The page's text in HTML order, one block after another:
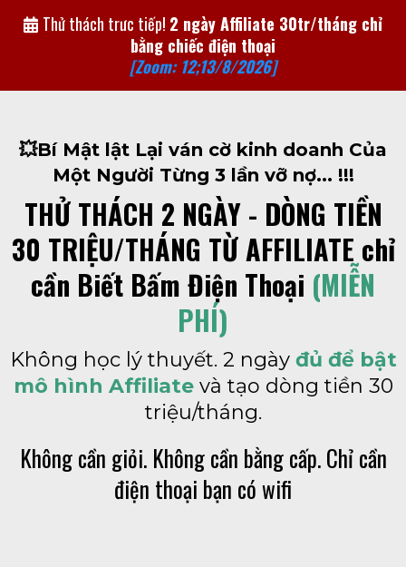
Thử thách trưc tiếp! 2 ngày Affiliate 30tr/tháng chỉ
bằng chiếc điện thoại
[Zoom: 12;13/8/2026]
💥Bí Mật lật Lại ván cờ kinh doanh Của
Một Người Từng 3 lần vỡ nợ... !!!
THỬ THÁCH 2 NGÀY - DÒNG TIỀN
30 TRIỆU/THÁNG TỪ AFFILIATE chỉ
cần Biết Bấm Điện Thoại (MIỄN
PHÍ)
Không học lý thuyết. 2 ngày đủ để bật
mô hình Affiliatevà tạo dòng tiền 30
triệu/tháng.
Không cần giỏi. Không cần bằng cấp. Chỉ cần
điện thoại bạn có wifi